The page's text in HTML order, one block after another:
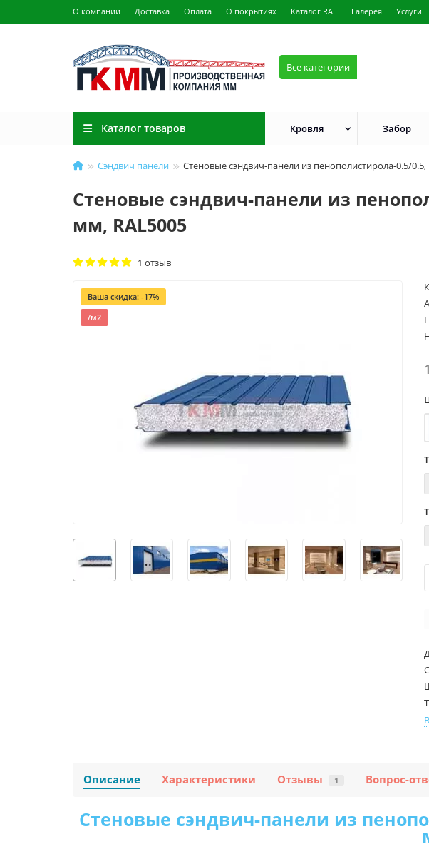
О компании Доставка Оплата О покрытиях Каталог RAL Галерея Услуги
Все категории
Каталог товаров Кровля Забор
Сэндвич панели Стеновые сэндвич-панели из пенополистирола-0.5/
Стеновые сэндвич-панели из
мм, RAL5005
1 отзыв
Ваша скидка: -17%
/м2
Описание Характеристики Отзывы 1 Вопрос-
Стеновые сэндвич-панели из